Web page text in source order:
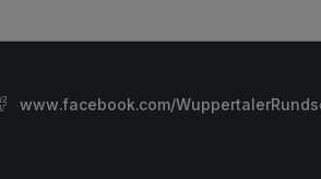
www.facebook.com/